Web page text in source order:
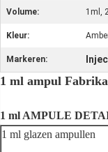
Volume: 1ml,
Kleur:
Markeren:
1 ml ampul
1 ml AMPULE
1 ml glazen ampullen